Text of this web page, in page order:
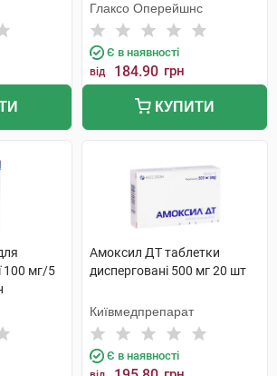
Глаксо Оперейшнс
Є в наявності
від 184.90 грн
КУПИТИ
100 мг/5
Амоксил ДТ таблетки
дисперговані 500 мг 20 шт
Київмедпрепарат
Є в наявності